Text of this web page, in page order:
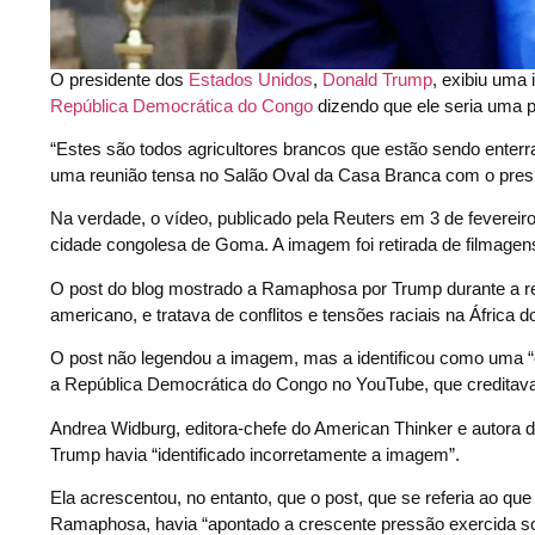
O presidente dos Estados Unidos, Donald Trump, exibiu uma
República Democrática do Congo dizendo que ele seria uma
“Estes são todos agricultores brancos que estão sendo
uma reunião tensa no Salão Oval da Casa Branca com o
Na verdade, o vídeo, publicado pela Reuters em 3 de
cidade congolesa de Goma. A imagem foi retirada de
O post do blog mostrado a Ramaphosa por Trump durante a
americano, e tratava de conflitos e tensões raciais na África
O post não legendou a imagem, mas a identificou como uma
a República Democrática do Congo no YouTube, que
Andrea Widburg, editora-chefe do American Thinker e
Trump havia “identificado incorretamente a imagem”.
Ela acrescentou, no entanto, que o post, que se referia ao
Ramaphosa, havia “apontado a crescente pressão exercida